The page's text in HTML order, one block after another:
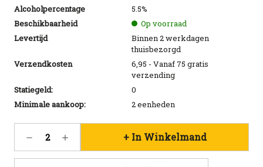
Alcoholpercentage
5.5%
Beschikbaarheid
Op voorraad
Levertijd
Binnen 2 werkdagen
thuisbezorgd
Verzendkosten
6,95 - Vanaf 75 gratis
verzending
Statiegeld:
0
Minimale aankoop:
2 eenheden
voorraad:
96
Hoeveelheid
van
Hoeveelheid
van